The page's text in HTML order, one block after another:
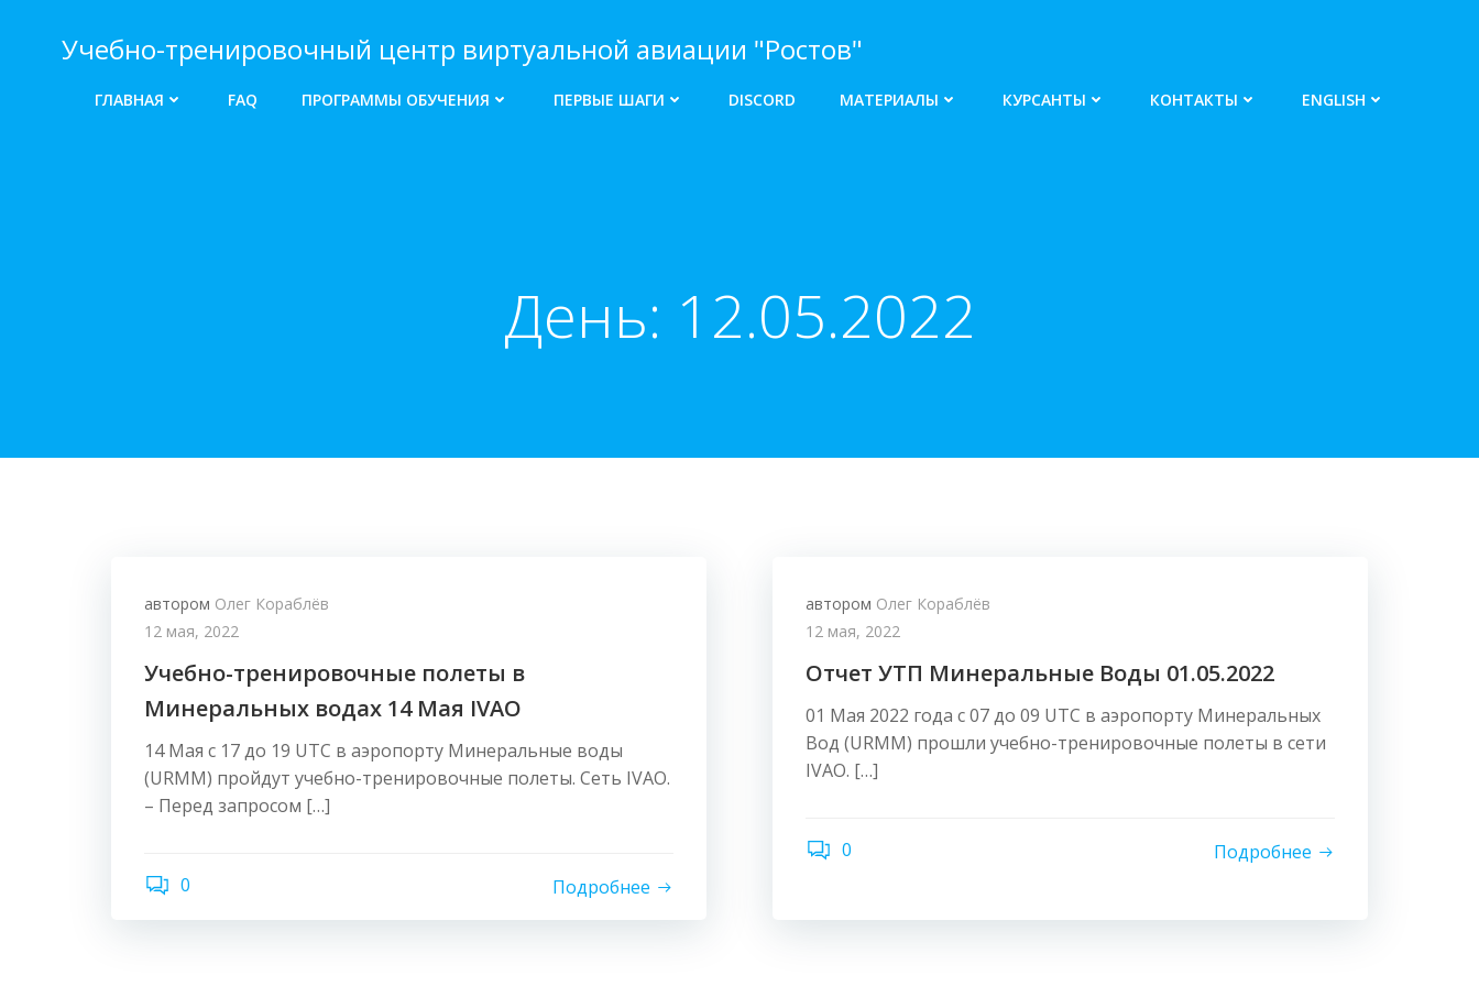
содержимомуУчебно-тренировочный центр виртуальной авиации "Ростов"
ГЛАВНАЯ FAQ ПРОГРАММЫ ОБУЧЕНИЯ ПЕРВЫЕ ШАГИ DISCORD МАТЕРИАЛЫ КУРСАНТЫ КОНТАКТЫ ENGLISH
День: 12.05.2022
автором Олег Кораблёв
12 мая, 2022
Учебно-тренировочные полеты в
Минеральных водах 14 Мая IVAO
14 Мая с 17 до 19 UTC в аэропорту Минеральные воды
(URMM) пройдут учебно-тренировочные полеты. Сеть IVAO.
– Перед запросом […]
0 Подробнее
автором Олег Кораблёв
12 мая, 2022
Отчет УТП Минеральные Воды 01.05.2022
01 Мая 2022 года с 07 до 09 UTC в аэропорту Минеральных
Вод (URMM) прошли учебно-тренировочные полеты в сети
IVAO. […]
0 Подробнее